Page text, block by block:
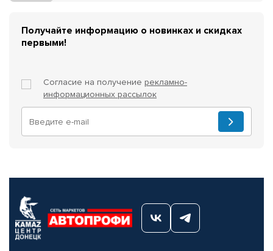
Получайте информацию о новинках и скидках
первыми!
Согласие на получение рекламно-
информационных рассылок